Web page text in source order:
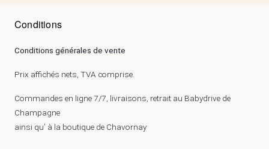
Conditions
Conditions générales de vente
Prix affichés nets, TVA comprise.
Commandes en ligne 7/7, livraisons, retrait au Babydrive de
Champagne
ainsi qu’ à la boutique de Chavornay